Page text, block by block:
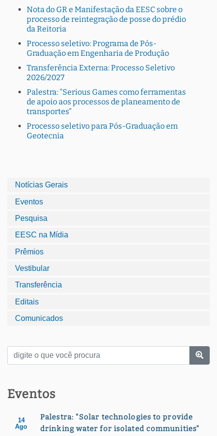
Nota do GR e Manifestação da EESC sobre o
processo de reintegração de posse do prédio
da Reitoria
Processo seletivo: Programa de Pós-
Graduação em Engenharia de Produção
Transferência Externa: Processo Seletivo
2026/2027
Palestra: "Serious Games como ferramentas
de apoio aos processos de planeamento de
transportes"
Processo seletivo para Pós-Graduação em
Geotecnia
Notícias Gerais
Eventos
Pesquisa
EESC na Mídia
Prêmios
Vestibular
Transferência
Editais
Comunicados
Eventos
14
Ago
Palestra: "Solar technologies to provide
drinking water for isolated communities"